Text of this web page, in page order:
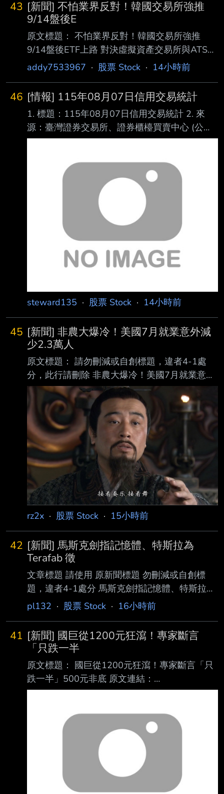
43 [新聞] 不怕業界反對！韓國交易所強推
9/14盤後E
原文標題： 不怕業界反對！韓國交易所強推
9/14盤後ETF上路 對決虛擬資產交易所與ATS
原文連結：
時間： 2026-08-07 14:50 記者署名： 鉅亨網
編譯陳韋廷 原文內容： 外媒最新報導指出，儘
管業界對近期槓桿類產品波動存在擔憂，韓國交
易所 (KRX) 仍將於 9 月 14 日正式開啟 ETF 盤
資管機構示警，無
addy7533967 · 股票 Stock · 14小時前
46 [情報] 115年08月07日信用交易統計
1. 標題：115年08月07日信用交易統計 2. 來
源：臺灣證券交易所、證券櫃檯買賣中心 (公司
名、網站名) 3. 網址：https://reurl.cc/E2xlzv
內文： 115年08月07日信用交易統計 項目 買進
賣出 現金(券)償還 前日餘額 今日餘額 融資(交易
單位) 350,138 297,106 24,855 8,958,261
8,986,438 融券(交易單位) 20,636 22,629
1,150 19
steward135 · 股票 Stock · 14小時前
45 [新聞] 非農大爆冷！美國7月就業意外減
少2.3萬人
原文標題： 請勿刪減或自創標題，違者4-1處
分，此行請刪除 非農大爆冷！美國7月就業意外
減少2.3萬人 美股指數期貨拉升 原文連結： 網
址超過一行，請用縮網址，連結不能點擊者板規
1-2-2 處分。
https://news.cnyes.com/news/id/6565335 發布
時間： 請勿張貼超過3天新聞 2026-08-07
20:40 記者署名： 鉅亨網編譯段智恆 原文內
容： 美國勞工統計局 (BLS) 周五 (7 日) 公布最
新非農就業數據顯示，7 月新增就業人數意 外減
少 2.3 萬人，遠低市
rz2x · 股票 Stock · 15小時前
42 [新聞] 馬斯克劍指記憶體、特斯拉為
Terafab 徵
文章標題 請使用 原新聞標題 勿刪減或自創標
題，違者4-1處分 馬斯克劍指記憶體、特斯拉為
Terafab 徵 DRAM 人才 原文標題： 請勿刪減或
結： 網址超過一行，請用縮網址，連結不能點
擊者板規 1-2-2 處分。
https://tinyurl.com/2bx2axum 發布時間： 請勿
張貼超過3天新聞 發布日期 2026 年 08 月 07
日 13:50 記者署名： 作者 MoneyDJ 原文內容：
pl132 · 股票 Stock · 16小時前
41 [新聞] 國巨從1200元狂瀉！專家斷言
「只跌一半
原文標題： 國巨從1200元狂瀉！專家斷言「只
跌一半」500元非底 原文連結：
https://www.setn.com/news/1885776 發布時
綜合報導 原文內容： 一名網友日前透露，花
200萬本金，一路滾到400萬後，再貸600萬，
全投入股市，沒想到全 買在高點，其中最慘的
就是國巨（2327）。由於國巨近來從高點1200
多元，一路狂跌，讓不 少買到高點的投資人叫
苦，然分析師斷言，現在該檔跌到500元，還不